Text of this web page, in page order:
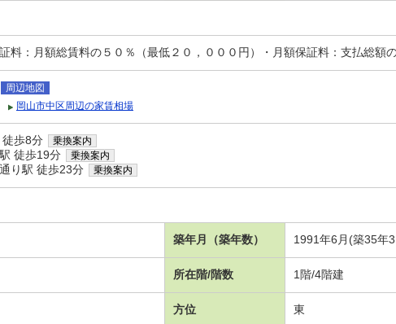
料：月額総賃料の５０％（最低２０，０００円）・月額保証料：支払総額
周辺地図
岡山市中区周辺の家賃相場
歩8分 乗換案内
徒歩19分 乗換案内
り駅 徒歩23分 乗換案内
築年月（築年数） 1991年6月(築35年
所在階/階数 1階/4階建
方位 東